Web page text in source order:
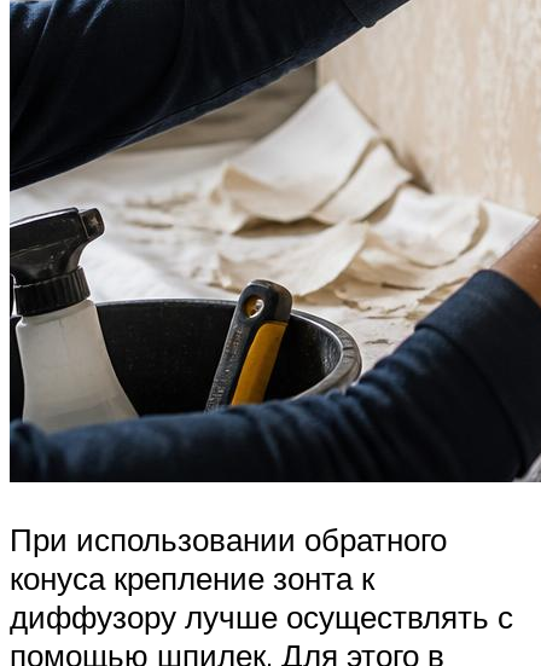
При использовании обратного
конуса крепление зонта к
диффузору лучше осуществлять с
помощью шпилек. Для этого в